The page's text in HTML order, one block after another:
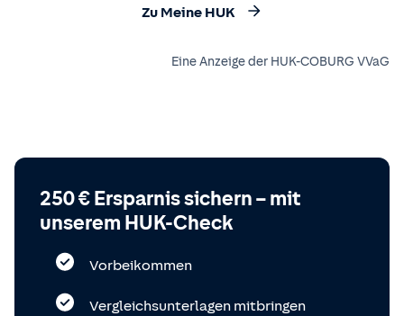
Zu Meine HUK
Eine Anzeige der HUK-COBURG VVaG
250 € Ersparnis sichern – mit
unserem HUK-Check
Vorbeikommen
Vergleichsunterlagen mitbringen